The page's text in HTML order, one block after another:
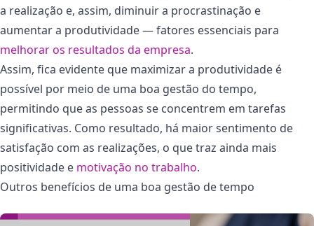
a realização e, assim, diminuir a procrastinação e
aumentar a produtividade — fatores essenciais para
melhorar os resultados da empresa.
Assim, fica evidente que maximizar a produtividade é
possível por meio de uma boa gestão do tempo,
permitindo que as pessoas se concentrem em tarefas
significativas. Como resultado, há maior sentimento de
satisfação com as realizações, o que traz ainda mais
positividade e motivação no trabalho.
Outros benefícios de uma boa gestão de tempo